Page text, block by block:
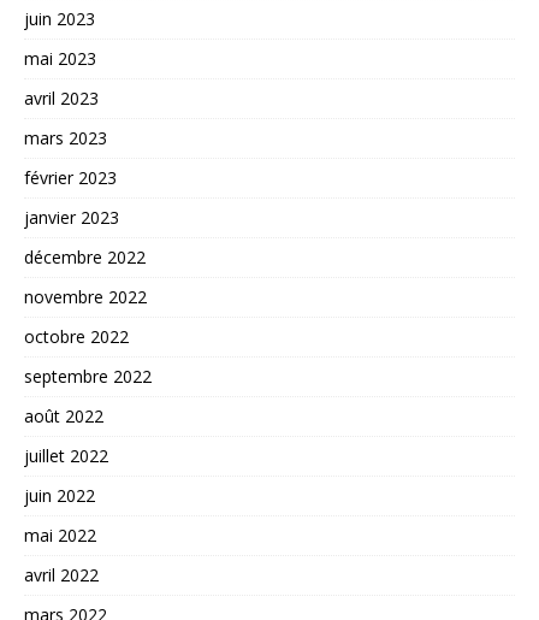
juin 2023
mai 2023
avril 2023
mars 2023
février 2023
janvier 2023
décembre 2022
novembre 2022
octobre 2022
septembre 2022
août 2022
juillet 2022
juin 2022
mai 2022
avril 2022
mars 2022